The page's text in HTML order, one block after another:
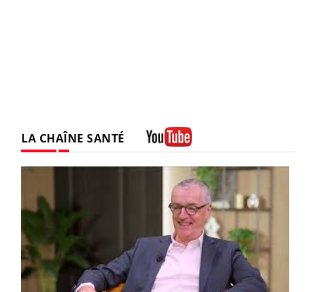
LA CHAÎNE SANTÉ